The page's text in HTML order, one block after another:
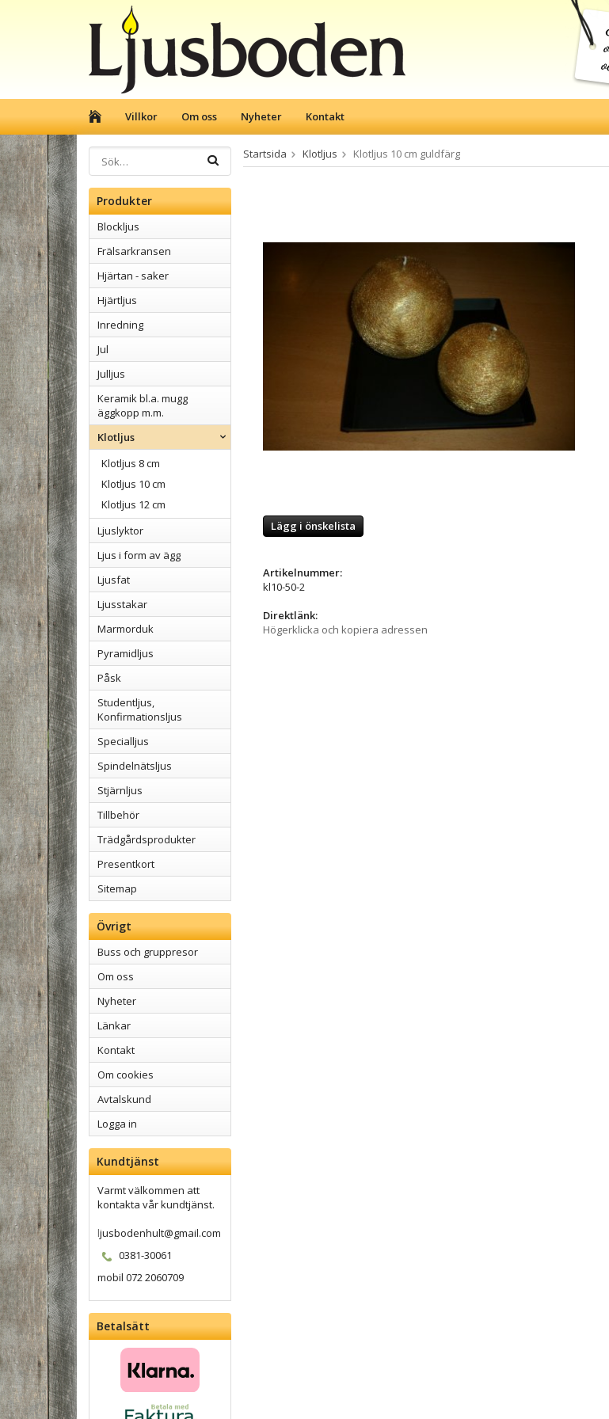
Villkor Om oss Nyheter Kontakt
Produkter
Blockljus
Frälsarkransen
Hjärtan - saker
Hjärtljus
Inredning
Jul
Julljus
Keramik bl.a. mugg
äggkopp m.m.
Klotljus
Klotljus 8 cm
Klotljus 10 cm
Klotljus 12 cm
Ljuslyktor
Ljus i form av ägg
Ljusfat
Ljusstakar
Marmorduk
Pyramidljus
Påsk
Studentljus,
Konfirmationsljus
Specialljus
Spindelnätsljus
Stjärnljus
Tillbehör
Trädgårdsprodukter
Presentkort
Sitemap
Övrigt
Buss och gruppresor
Om oss
Nyheter
Länkar
Kontakt
Om cookies
Avtalskund
Logga in
Kundtjänst
Varmt välkommen att
kontakta vår kundtjänst.
ljusbodenhult@gmail.com
0381-30061
mobil 072 2060709
Betalsätt
Startsida Klotljus Klotljus 10 cm guldfärg
Lägg i önskelista
Artikelnummer:
kl10-50-2
Direktlänk:
Högerklicka och kopiera adressen